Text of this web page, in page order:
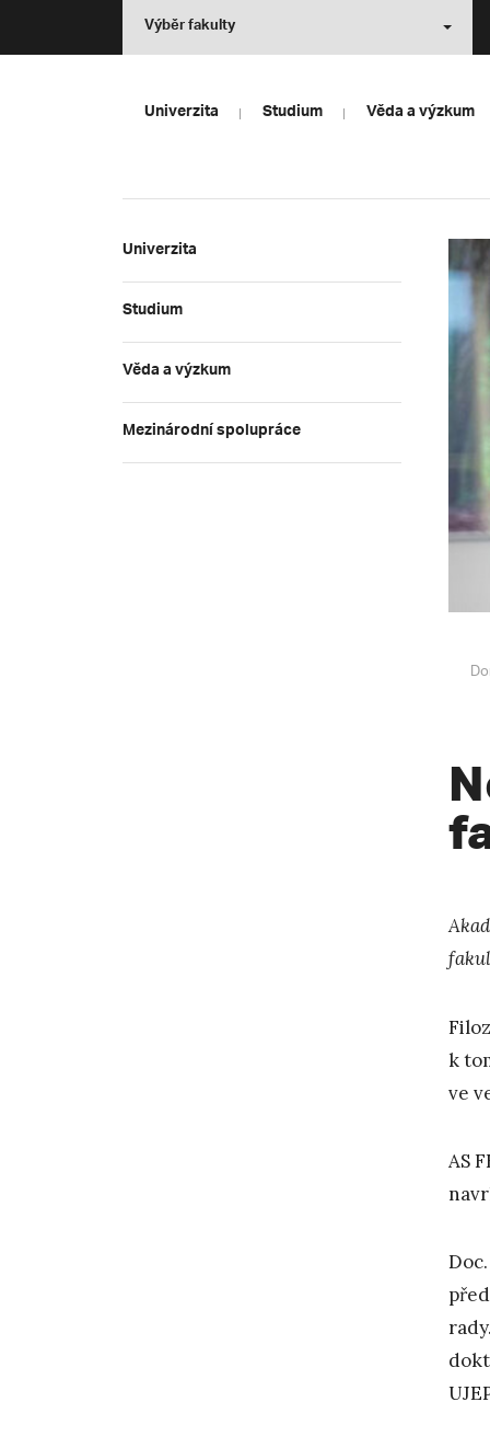
Výběr fakulty
Univerzita Studium Věda a výzkum
Univerzita
Studium
Věda a výzkum
Mezinárodní spolupráce
k
ve
AS